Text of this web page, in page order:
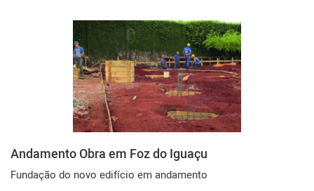
Andamento Obra em Foz do Iguaçu
Fundação do novo edifício em andamento